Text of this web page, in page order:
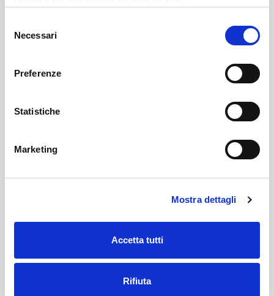
delNecessari
Preferenze
Statistiche
Marketing
Mostra dettagli
Accetta tutti
Rifiuta
08/03/2026 REALE MUTUA TORINO 12 33 1 1
3 2
3 1
21/02/2026 3
11/02/2026 0
25/01/2026 REALE MUTUA TORINO 13 31 1 3